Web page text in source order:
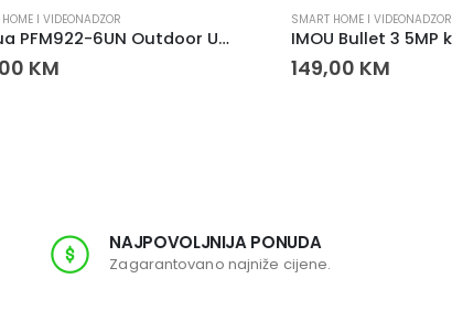
I VIDEONADZOR
Dahua PFM922-6UN Outdoor UTP CAT6 Mrežni Kabel 305 m Crni
KM
SMART HOME I VIDEONADZOR
149,00 KM
NAJPOVOLJNIJA PONUDA
Zagarantovano najniže cijene.